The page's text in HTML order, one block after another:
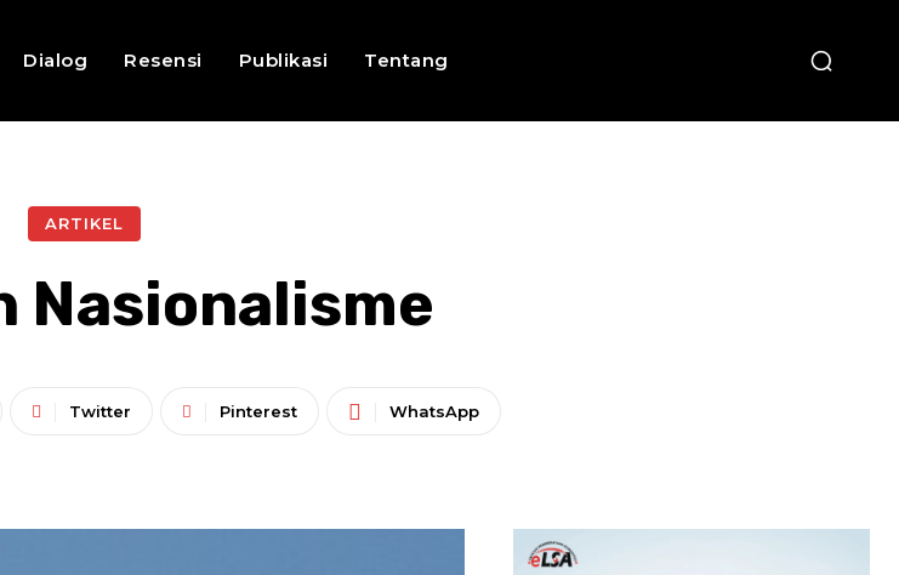
Dialog Resensi Publikasi Tentang
ARTIKEL
Nasionalisme
Twitter Pinterest WhatsApp